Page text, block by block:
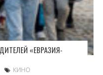
«ЕВРАЗИЯ-
КИНО